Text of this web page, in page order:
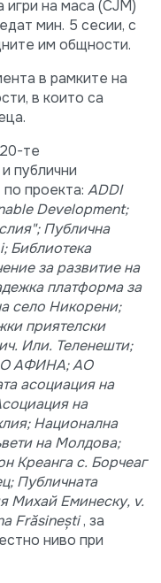
на маса (CJM)
мин. 5 сесии, с
им общности.
в рамките на
в които са
те
публични
проекта: ADDI
Development;
Публична
Библиотека
за развитие на
платформа за
село Никорени;
приятелски
Или. Теленешти;
АФИНА; АО
асоциация на
на
Национална
на Молдова;
Креанга с. Борчеаг
Публичната
Михай Еминеску, v.
Frăsinești, за
ниво при